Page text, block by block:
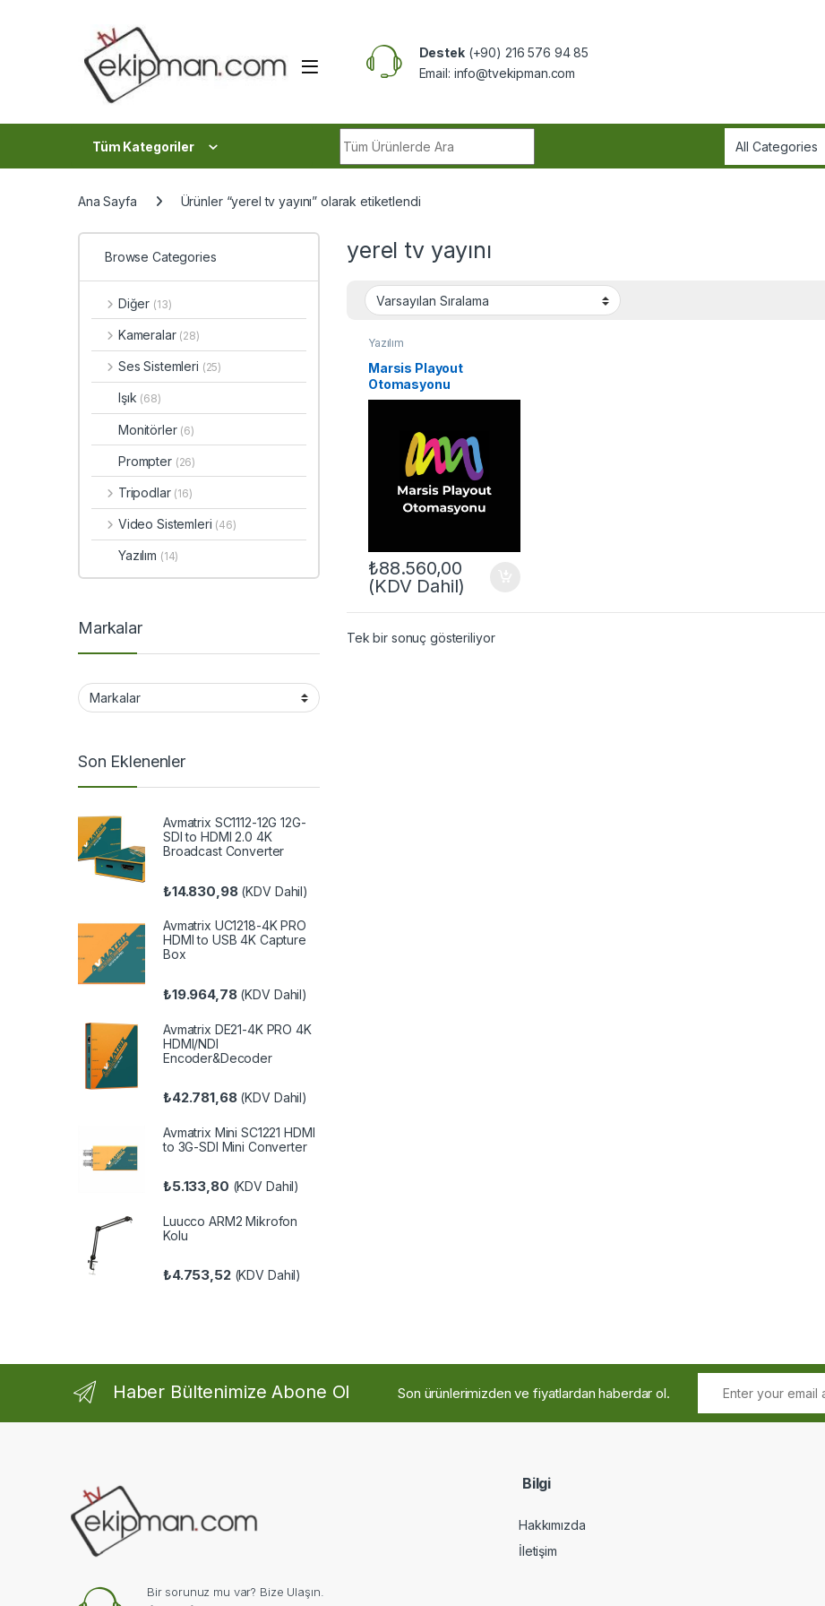
Destek(+90) 216 576 94 85
Email: info@tvekipman.com
Tüm Kategoriler
Ana Sayfa Ürünler “yerel tv yayını” olarak etiketlendi
yerel tv yayını
Yazılım
Marsis Playout
Otomasyonu
₺88.560,00
(KDV Dahil)
Tek bir sonuç gösteriliyor
Browse Categories
Diğer (13)
Kameralar (28)
Ses Sistemleri (25)
Işık (68)
Monitörler (6)
Prompter (26)
Tripodlar (16)
Video Sistemleri (46)
Yazılım (14)
Markalar
Son Eklenenler
Avmatrix SC1112-12G 12G-
SDI to HDMI 2.0 4K
Broadcast Converter
₺14.830,98(KDV Dahil)
Avmatrix UC1218-4K PRO
HDMI to USB 4K Capture
Box
₺19.964,78(KDV Dahil)
Avmatrix DE21-4K PRO 4K
HDMI/NDI
Encoder&Decoder
₺42.781,68(KDV Dahil)
Avmatrix Mini SC1221 HDMI
to 3G-SDI Mini Converter
₺5.133,80 (KDV Dahil)
Luucco ARM2 Mikrofon
Kolu
₺4.753,52(KDV Dahil)
Haber Bültenimize Abone Ol Son ürünlerimizden ve fiyatlardan haberdar ol.
Bir sorunuz mu var? Bize Ulaşın.
Bilgi
Hakkımızda
İletişim